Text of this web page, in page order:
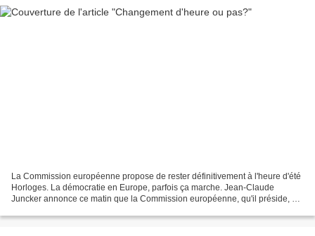
La Commission européenne propose de rester définitivement à l'heure d'été
Horloges. La démocratie en Europe, parfois ça marche. Jean-Claude
Juncker annonce ce matin que la Commission européenne, qu'il préside, va